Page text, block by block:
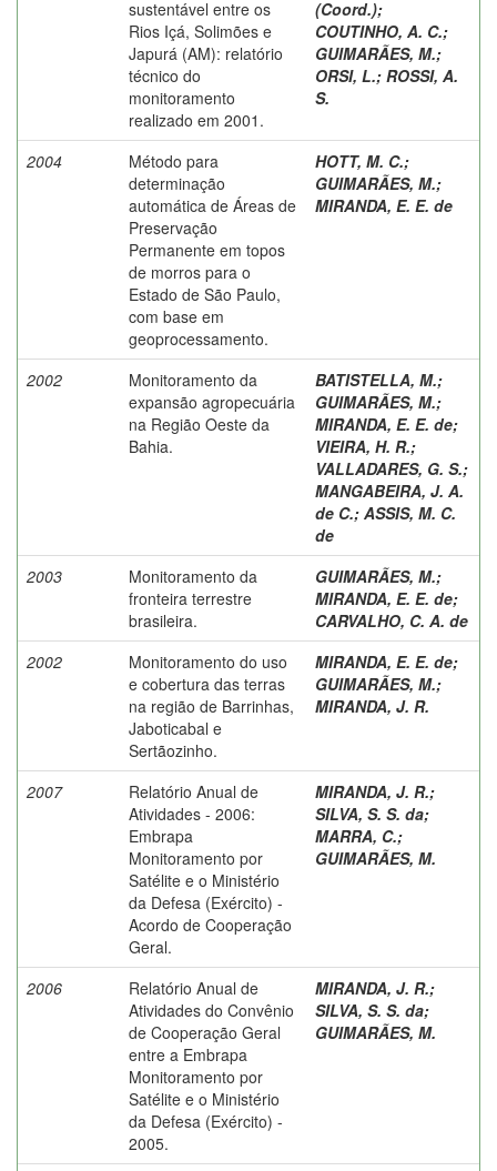
sustentável entre os
Rios Içá, Solimões e
Japurá (AM): relatório
técnico do
monitoramento
realizado em 2001.
(Coord.);
COUTINHO, A. C.;
GUIMARÃES, M.;
ORSI, L.; ROSSI, A.
S.
2004
Método para
determinação
automática de Áreas de
Preservação
Permanente em topos
de morros para o
Estado de São Paulo,
com base em
geoprocessamento.
HOTT, M. C.;
GUIMARÃES, M.;
MIRANDA, E. E. de
2002
Monitoramento da
expansão agropecuária
na Região Oeste da
Bahia.
BATISTELLA, M.;
GUIMARÃES, M.;
MIRANDA, E. E. de;
VIEIRA, H. R.;
VALLADARES, G. S.;
MANGABEIRA, J. A.
de C.; ASSIS, M. C.
de
2003
Monitoramento da
fronteira terrestre
brasileira.
GUIMARÃES, M.;
MIRANDA, E. E. de;
CARVALHO, C. A. de
2002
Monitoramento do uso
e cobertura das terras
na região de Barrinhas,
Jaboticabal e
Sertãozinho.
MIRANDA, E. E. de;
GUIMARÃES, M.;
MIRANDA, J. R.
2007
Relatório Anual de
Atividades - 2006:
Embrapa
Monitoramento por
Satélite e o Ministério
da Defesa (Exército) -
Acordo de Cooperação
Geral.
MIRANDA, J. R.;
SILVA, S. S. da;
MARRA, C.;
GUIMARÃES, M.
2006
Relatório Anual de
Atividades do Convênio
de Cooperação Geral
entre a Embrapa
Monitoramento por
Satélite e o Ministério
da Defesa (Exército) -
2005.
MIRANDA, J. R.;
SILVA, S. S. da;
GUIMARÃES, M.